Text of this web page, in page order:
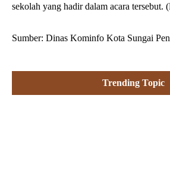
sekolah yang hadir dalam acara tersebut.
Sumber: Dinas Kominfo Kota Sungai
Trending Topic